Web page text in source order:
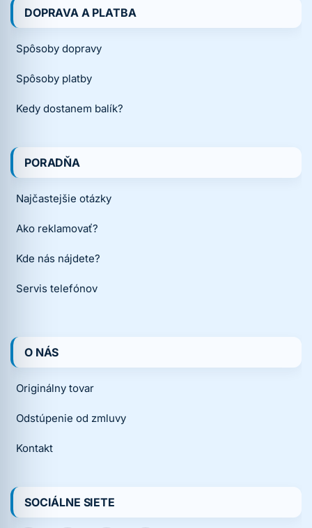
DOPRAVA A PLATBA
Spôsoby dopravy
Spôsoby platby
Kedy dostanem balík?
PORADŇA
Najčastejšie otázky
Ako reklamovať?
Kde nás nájdete?
Servis telefónov
O NÁS
Originálny tovar
Odstúpenie od zmluvy
Kontakt
SOCIÁLNE SIETE